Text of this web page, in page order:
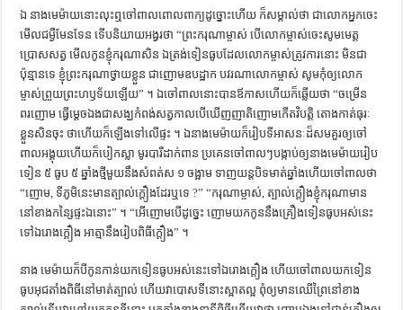
ឯ ​នាង​មេម៉ាយ​នោះ​លុះ​ឮ​ចៅ​ពាល​ពោល​ពាក្យ​ដូច្នោះ​ហើយ ក៏​សម្គាល់​ថា ជា​លោក​អ្នក​ចេះ​
មើល​ជម្ងឺ​មែន​ទែន ទើប​និយាយ​អង្វរ​ថា “ព្រះ​ករុណា​ម្ចាស់ បើ​លោក​ម្ចាស់​ចេះ​សូម​មេត្ត​
ប្រោស​សត្វ មើល​កូន​ខ្ញុំ​ករុណា​សិន ឯ​ត្រង់​ទៀន​ធូប​ដែល​លោក​ម្ចាស់​ត្រូវ​ការ​នោះ មិន​ជា​
ប៉ុន្មាន​ទេ ខ្ញុំ​ព្រះ​ករុណា​ថ្វាយ​ខ្លួន ជា​ញោម​ឧបដ្ឋាក បវរណា​លោក​ម្ចាស់ សូម​កុំ​ឲ្យ​លោក​
ម្ចាស់​ព្រួយ​ព្រះ​ហឫទ័យ​ឡើយ” ។ ឯ​ចៅ​ពាល​នោះ​បាន​ឪកាស​ហើយ​ក៏​ឆ្លើយ​ថា “ចម្រើន​
ពរញោម ធ្វើ​ម្ដេច​ឯង​ជា​សង្ឃ​កំពង់​សត្វ​កាល​បើ​ឃើញ​ញាតិញោម​កើត​វិបត្តិ តោង​កាត់​ធុរៈ​
ខ្លួន​សិន​ចុះ ថា​ហើយ​ក៏​ឡើង​ទៅ​លើ​ផ្ទះ ។ ឯ​នាង​មេម៉ាយ​ក៏​រៀប​ទី​អាសនៈ​ដ៏​សមគួរ​ឲ្យ​ចៅ​
ពាល​អង្គុយ​ហើយ​ក៏​បៀក​ស្លា​ មូរ​បារី​ដាក់​ពាន ប្រគេន​ចៅ​ពាល​ៗ​បង្កាប់​ឲ្យ​នាង​មេម៉ាយ​រៀប​
ទៀន ៥ ធូប ៥ ឆ្នាំង​ថ្មី​មួយ​នឹង​សំពត់ស ១ ចង្អាម ទាញ​យន្ដ​បិទ​មាត់​ឆ្នាំង​ហើយ​ចៅ​ពាល​ថា
“ញោម, ទី​ភូមិ​នេះ​មាន​ត្បាល់​ក្ដឿង​ដែរ​ឬ​ទេ ?” “ករុណា​ម្ចាស់, ត្បាល់​ក្ដឿង​ខ្ញុំ​ករុណា​មាន
នៅ​ខាង​កន្សៃ​ផ្ទះ​ឯ​នោះ” ។ “អើ​ញោម​បើ​ដូច្នេះ ញោម​យក​កូន​នឹង​គ្រឿង​ទៀនធូប​អស់​នេះ
ទៅ​ឯ​រោង​ក្ដឿង អាត្មា​នឹង​រៀប​ពិធី​ក្ដឿង” ។
នាង ​មេម៉ាយ​ក៏​បី​កូន​កាន់​យក​ទៀន​ធូប​អស់​នេះ​ទៅ​ឯ​រោង​ក្ដឿង ហើយ​ចៅ​ពាល​យក​ទៀន​
ធូប​អុជ​តាំង​ពិធី​នៅ​មាត់​ត្បាល់ ហើយ​វា​បោស​ទី​នោះ​ស្អាត​ល្អ ពុំ​ឲ្យ​មាន​ឈើ​ព្រៃ​នៅ​ខាង​